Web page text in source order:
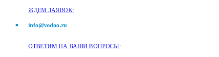
ЖДЕМ ЗАЯВОК:
info@vodoo.ru
ОТВЕТИМ НА ВАШИ ВОПРОСЫ: